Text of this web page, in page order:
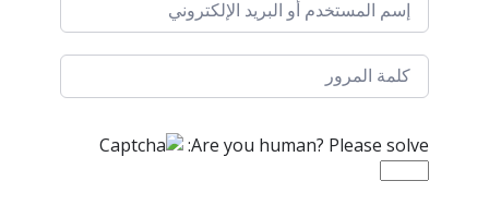
Are you human? Please solve: